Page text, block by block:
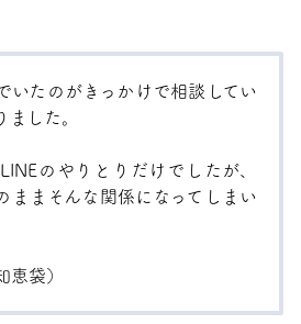
いたのがきっかけで相談してい
ました。
のやりとりだけでしたが、
ままそんな関係になってしまい
恵袋）